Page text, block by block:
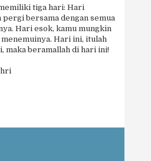
tiga hari: Hari
pergi bersama dengan semua
Hari esok, kamu mungkin
Hari ini, itulah
maka beramallah di hari ini!